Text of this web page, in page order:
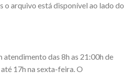
o arquivo está disponível ao lado do
das 8h as 21:00h de
17h na sexta-feira. O